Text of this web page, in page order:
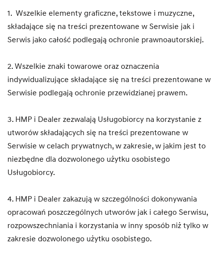
1. Wszelkie elementy graficzne, tekstowe i muzyczne,
składające się na treści prezentowane w Serwisie jak i
Serwis jako całość podlegają ochronie prawnoautorskiej.
2. Wszelkie znaki towarowe oraz oznaczenia
indywidualizujące składające się na treści prezentowane w
Serwisie podlegają ochronie przewidzianej prawem.
3. HMP i Dealer zezwalają Usługobiorcy na korzystanie z
utworów składających się na treści prezentowane w
Serwisie w celach prywatnych, w zakresie, w jakim jest to
niezbędne dla dozwolonego użytku osobistego
Usługobiorcy.
4. HMP i Dealer zakazują w szczególności dokonywania
opracowań poszczególnych utworów jak i całego Serwisu,
rozpowszechniania i korzystania w inny sposób niż tylko w
zakresie dozwolonego użytku osobistego.